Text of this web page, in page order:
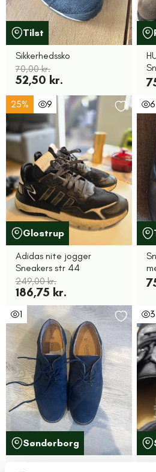
Tilst
Sikkerhedssko
70,00 kr.
52,50 kr.
25% 9
Glostrup
Adidas nite jogger
Sneakers str 44
249,00 kr.
186,75 kr.
6
1
Sønderborg
P Blå sko str. 41
3